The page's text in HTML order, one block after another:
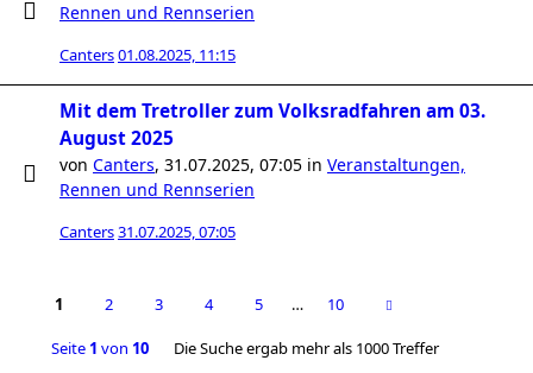
Rennen und Rennserien
Canters01.08.2025, 11:15
Mit dem Tretroller zum Volksradfahren am 03.
August 2025
von Canters, 31.07.2025, 07:05 in Veranstaltungen,
Rennen und Rennserien
Canters31.07.2025, 07:05
1 2 3 4 5 … 10
Seite 1 von 10 Die Suche ergab mehr als 1000 Treffer